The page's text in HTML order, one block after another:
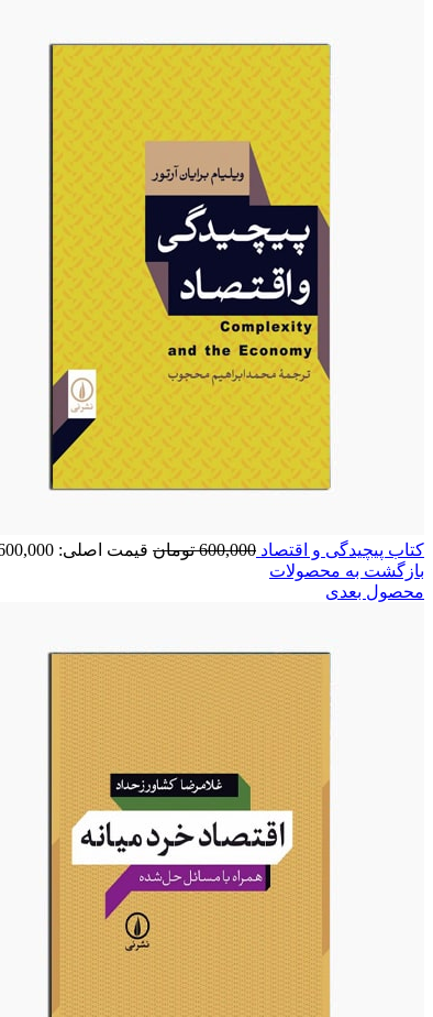
کتاب پیچیدگی و اقتصاد 600,000 تومان قیمت اصلی: 600,000 تومان بود.
بازگشت به محصولات
محصول بعدی